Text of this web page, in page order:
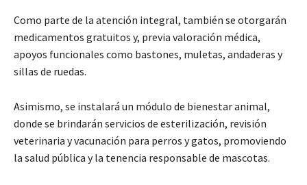
Como parte de la atención integral, también se otorgarán
medicamentos gratuitos y, previa valoración médica,
apoyos funcionales como bastones, muletas, andaderas y
sillas de ruedas.
Asimismo, se instalará un módulo de bienestar animal,
donde se brindarán servicios de esterilización, revisión
veterinaria y vacunación para perros y gatos, promoviendo
la salud pública y la tenencia responsable de mascotas.